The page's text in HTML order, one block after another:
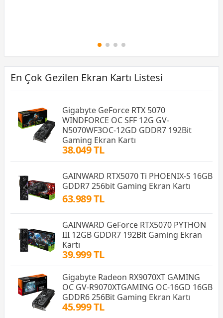
En Çok Gezilen Ekran Kartı Listesi
Gigabyte GeForce RTX 5070
WINDFORCE OC SFF 12G GV-
N5070WF3OC-12GD GDDR7 192Bit
Gaming Ekran Kartı
38.049 TL
GAINWARD RTX5070 Ti PHOENIX-S 16GB
GDDR7 256bit Gaming Ekran Kartı
63.989 TL
GAINWARD GeForce RTX5070 PYTHON
III 12GB GDDR7 192Bit Gaming Ekran
Kartı
39.999 TL
Gigabyte Radeon RX9070XT GAMING
OC GV-R9070XTGAMING OC-16GD 16GB
GDDR6 256Bit Gaming Ekran Kartı
45.999 TL